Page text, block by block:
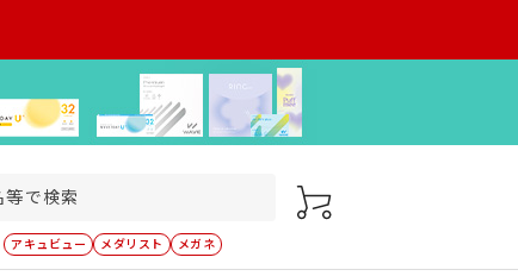
アキュビュー メダリスト メガネ